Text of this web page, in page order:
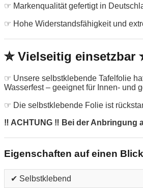
☞ Markenqualität gefertigt in
☞ Hohe Widerstandsfähigkeit und
✮ Vielseitig einsetzbar
☞ Unsere selbstklebende Tafelfolie
Wasserfest – geeignet für Innen- und
☞ Die selbstklebende Folie ist
‼ ACHTUNG ‼ Bei der
Eigenschaften auf einen Blick
✔ Selbstklebend